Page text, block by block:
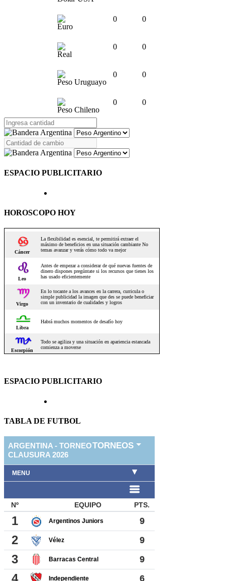
Euro
0 0
Real
0 0
Peso Uruguayo
0 0
Peso Chileno
0 0
ESPACIO PUBLICITARIO
HOROSCOPO HOY
ESPACIO PUBLICITARIO
TABLA DE FUTBOL